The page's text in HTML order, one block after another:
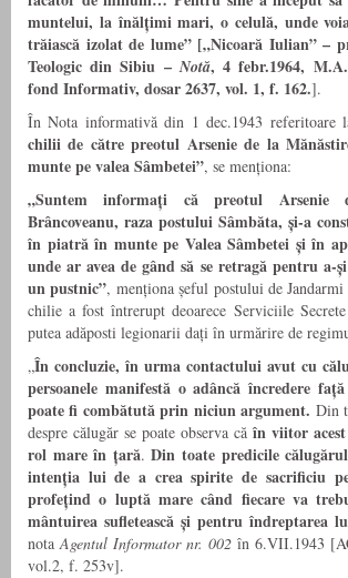
muntelui, la înălțimi mari, o celulă, unde
trăiască izolat de lume” [„Nicoară Iulian” –
Teologic din Sibiu –Notă, 4 febr.1964,
fond Informativ, dosar 2637, vol. 1, f. 162.].
În Nota informativă din 1 dec.1943 referitoare
chilii de către preotul Arsenie de la
munte pe valea Sâmbetei”, se menționa:
„Suntem informați că preotul Arsenie
Brâncoveanu, raza postului Sâmbăta, și-a
în piatră în munte pe Valea Sâmbetei și în
unde ar avea de gând să se retragă pentru a-
un pustnic”, menționa șeful postului de
chilie a fost întrerupt deoarece Serviciile
putea adăposti legionarii dați în urmărire de
„În concluzie, în urma contactului avut cu
persoanele manifestă o adâncă încredere
poate fi combătută prin niciun argument. Din
despre călugăr se poate observa că în viitor
rol mare în țară.Din toate predicile
intenția lui de a crea spirite de sacrificiu
profețind o luptă mare când fiecare va
mântuirea sufletească și pentru îndreptarea
notaAgentul Informator nr. 002 în 6.VII.1943
vol.2, f. 253v].